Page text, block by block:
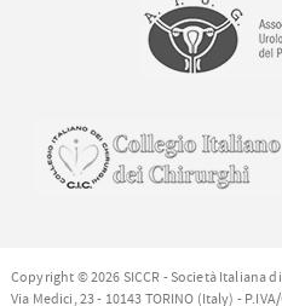
Copyright © 2026 SICCR - Società Italiana
Via Medici, 23 - 10143 TORINO (Italy) -